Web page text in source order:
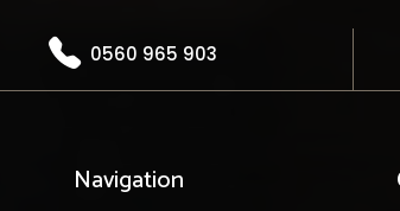
0560 965 903
Navigation